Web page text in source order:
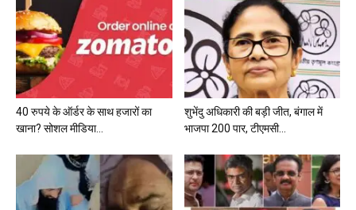
40 रुपये के ऑर्डर के साथ हजारों का
खाना? सोशल मीडिया...
शुभेंदु अधिकारी की बड़ी जीत, बंगाल में
भाजपा 200 पार, टीएमसी...